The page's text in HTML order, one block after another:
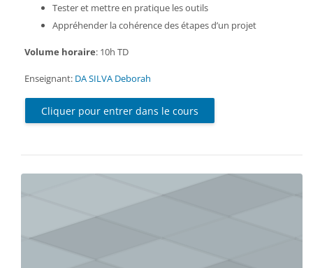
Tester et mettre en pratique les outils
Appréhender la cohérence des étapes d’un projet
Volume horaire: 10h TD
Enseignant: DA SILVA Deborah
Cliquer pour entrer dans le cours